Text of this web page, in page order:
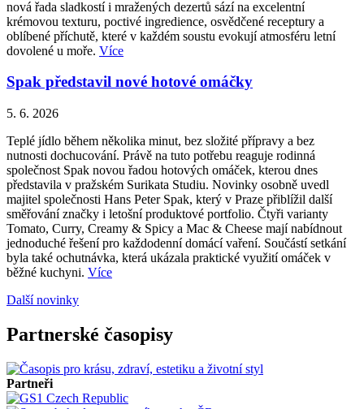
nová řada sladkostí i mražených dezertů sází na excelentní
krémovou texturu, poctivé ingredience, osvědčené receptury a
oblíbené příchutě, které v každém soustu evokují atmosféru letní
dovolené u moře. Více
Spak představil nové hotové omáčky
5. 6. 2026
Teplé jídlo během několika minut, bez složité přípravy a bez
nutnosti dochucování. Právě na tuto potřebu reaguje rodinná
společnost Spak novou řadou hotových omáček, kterou dnes
představila v pražském Surikata Studiu. Novinky osobně uvedl
majitel společnosti Hans Peter Spak, který v Praze přiblížil další
směřování značky i letošní produktové portfolio. Čtyři varianty
Tomato, Curry, Creamy & Spicy a Mac & Cheese mají nabídnout
jednoduché řešení pro každodenní domácí vaření. Součástí setkání
byla také ochutnávka, která ukázala praktické využití omáček v
běžné kuchyni. Více
Další novinky
Partnerské časopisy
Partneři